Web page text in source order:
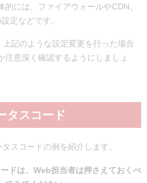
には、ファイアウォールやCDN、
定などです。
記のような設定変更を行った場合
注意深く確認するようにしましょ
タスコード
スコードの例を紹介します。
ドは、Web担当者は押さえておくべ